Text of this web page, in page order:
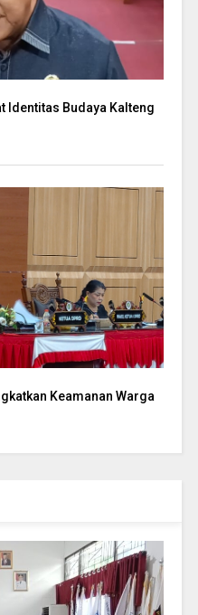
Identitas Budaya Kalteng
Keamanan Warga